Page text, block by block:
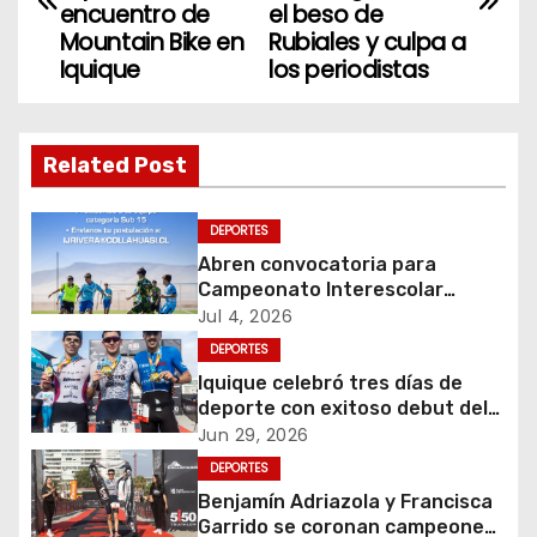
g
a
c
i
ó
n
d
e
el beso de
Rubiales y culpa a
los periodistas
encuentro de
Mountain Bike en
Iquique
Related Post
DEPORTES
Abren convocatoria para
Campeonato Interescolar
Fútbol 11 “Copa Collahuasi
2026”
Jul 4, 2026
DEPORTES
Iquique celebró tres días de
deporte con exitoso debut del
5150 Iquique Triathlon
Jun 29, 2026
DEPORTES
Benjamín Adriazola y Francisca
Garrido se coronan campeones